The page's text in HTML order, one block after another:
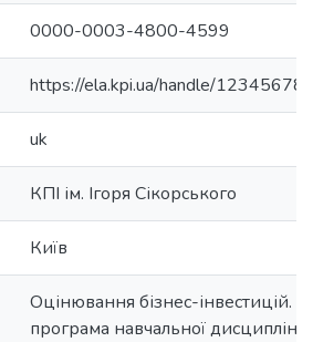
0000-0003-4800-4599
https://ela.kpi.ua/handle/
uk
КПІ ім. Ігоря Сікорського
Київ
Оцінювання бізнес-інвестицій.
програма навчальної дисципліни